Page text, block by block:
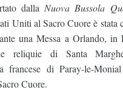
dalla Nuova Bussola
Uniti al Sacro Cuore è stata
una Messa a Orlando, in
reliquie di Santa
francese di Paray-le-
Cuore.